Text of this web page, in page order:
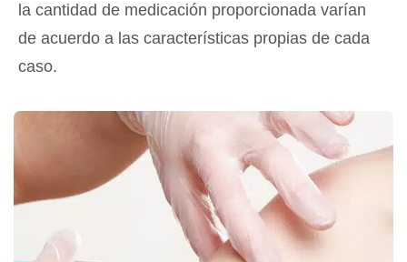
la cantidad de medicación proporcionada varían
de acuerdo a las características propias de cada
caso.